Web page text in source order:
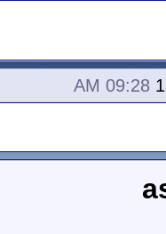
09:28 AM